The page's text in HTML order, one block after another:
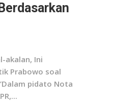
akalan, Ini
Prabowo soal
pidato Nota